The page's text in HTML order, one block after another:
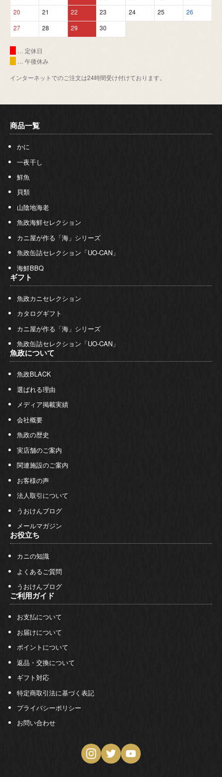
20
21 22 23 24 25
26
27
28 29 30
… 定休日
… 午後休み
インターネットでのご注文は24時間受け付けております。
商品一覧
かに
一夜干し
鮮魚
貝類
山陰地海老
魚政海鮮セレクション
カニ屋が作る「海」シリーズ
魚政缶詰セレクション「UO-CAN」
海鮮BBQ
ギフト
魚政カニセレクション
カタログギフト
カニ屋が作る「海」シリーズ
魚政缶詰セレクション「UO-CAN」
魚政について
魚政BLACK
選ばれる理由
メディア掲載実績
会社概要
魚政の歴史
実店舗のご案内
関連施設のご案内
お客様の声
法人取引について
うおけんブログ
メールマガジン
お役立ち
カニの知識
よくあるご質問
うおけんブログ
ご利用ガイド
お支払について
お届けについて
ポイントについて
返品・交換について
ギフト対応
特定商取引法に基づく表記
プライバシーポリシー
お問い合わせ